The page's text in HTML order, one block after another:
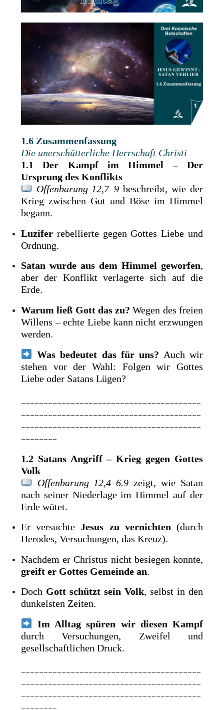
1.6 Zusammenfassung
Die unerschütterliche Herrschaft Christi
1.1 Der Kampf im Himmel – Der
Ursprung des Konflikts
Offenbarung 12,7–9 beschreibt, wie der
Krieg zwischen Gut und Böse im Himmel
begann.
Luzifer rebellierte gegen Gottes Liebe und
Ordnung.
Satan wurde aus dem Himmel geworfen,
aber der Konflikt verlagerte sich auf die
Erde.
Warum ließ Gott das zu? Wegen des freien
Willens – echte Liebe kann nicht erzwungen
werden.
Was bedeutet das für uns? Auch wir
stehen vor der Wahl: Folgen wir Gottes
Liebe oder Satans Lügen?
1.2 Satans Angriff – Krieg gegen Gottes
Volk
Offenbarung 12,4–6.9 zeigt, wie Satan
nach seiner Niederlage im Himmel auf der
Erde wütet.
Er versuchteJesus zu vernichten (durch
Herodes, Versuchungen, das Kreuz).
Nachdem er Christus nicht besiegen konnte,
greift er Gottes Gemeinde an.
Doch Gott schützt sein Volk, selbst in den
dunkelsten Zeiten.
Im Alltag spüren wir diesen Kampf
durch Versuchungen, Zweifel und
gesellschaftlichen Druck.